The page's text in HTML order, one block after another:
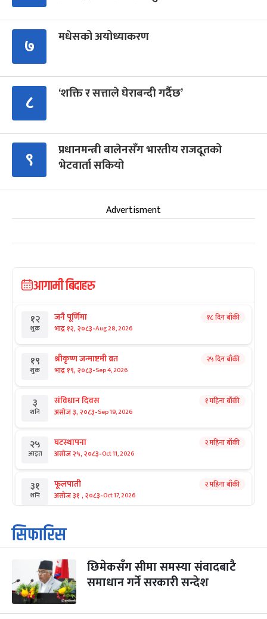
७ मधेसको अयोध्याकरण
८ ‘शक्ति र सत्ताले घेराबन्दी गर्दैछ’
९
प्रधानमन्त्री बालेनसँग भारतीय राजदूतको
भेटवार्ता सकियो
Advertisment
आगामी बिदाहरु
१२
शुक्र
जनै पूर्णिमा
भाद्र १२, २०८३-Aug 28, 2026
१८ दिन बाँकी
१९
शुक्र
श्रीकृष्ण जन्माष्टमी व्रत
भाद्र १९, २०८३-Sep 4, 2026
२५ दिन बाँकी
३
शनि
संविधान दिवस
असोज ३, २०८३-Sep 19, 2026
१ महिना बाँकी
२५
आइत
घटस्थापना
असोज २५, २०८३-Oct 11, 2026
२ महिना बाँकी
३१
शनि
फूलपाती
असोज ३१ , २०८३-Oct 17, 2026
२ महिना बाँकी
१
आइत
कार्तिक सङ्क्रान्ति
कार्तिक १, २०८३
३
मंगल
महानवमी
कार्तिक ३, २०८३-Oct 20, 2026
२ महिना बाँकी
४
सिफारिस
छिमेकसँग सीमा समस्या संवादबाटै
समाधान गर्ने सरकारी सन्देश